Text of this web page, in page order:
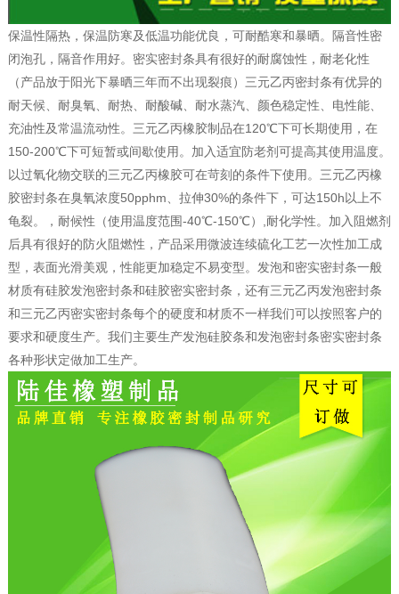
保温性隔热，保温防寒及低温功能优良，可耐酷寒和暴晒。隔音性密
闭泡孔，隔音作用好。密实密封条具有很好的耐腐蚀性，耐老化性
（产品放于阳光下暴晒三年而不出现裂痕）三元乙丙密封条有优异的
耐天候、耐臭氧、耐热、耐酸碱、耐水蒸汽、颜色稳定性、电性能、
充油性及常温流动性。三元乙丙橡胶制品在120℃下可长期使用，在
150-200℃下可短暂或间歇使用。加入适宜防老剂可提高其使用温度。
以过氧化物交联的三元乙丙橡胶可在苛刻的条件下使用。三元乙丙橡
胶密封条在臭氧浓度50pphm、拉伸30%的条件下，可达150h以上不
龟裂。，耐候性（使用温度范围-40℃-150℃）,耐化学性。加入阻燃剂
后具有很好的防火阻燃性，产品采用微波连续硫化工艺一次性加工成
型，表面光滑美观，性能更加稳定不易变型。发泡和密实密封条一般
材质有硅胶发泡密封条和硅胶密实密封条，还有三元乙丙发泡密封条
和三元乙丙密实密封条每个的硬度和材质不一样我们可以按照客户的
要求和硬度生产。我们主要生产发泡硅胶条和发泡密封条密实密封条
各种形状定做加工生产。